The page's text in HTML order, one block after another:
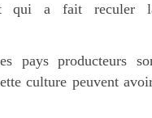
qui a fait reculer
pays producteurs
culture peuvent